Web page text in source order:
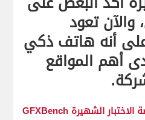
والآن تعود
على أنه هاتف ذكي
أهم المواقع
ظهر الجهاز على موقع منصة الاختبار الشهيرة GFXBench